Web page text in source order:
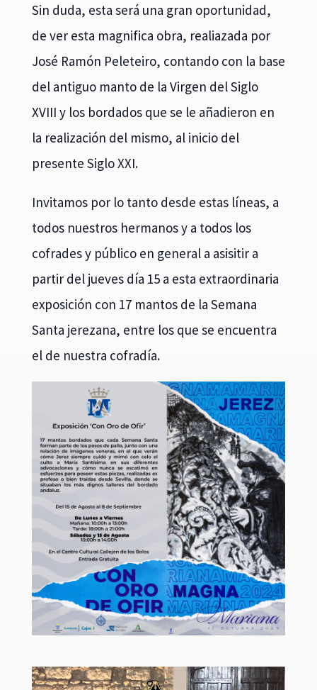
Sin duda, esta será una gran oportunidad,
de ver esta magnifica obra, realiazada por
José Ramón Peleteiro, contando con la base
del antiguo manto de la Virgen del Siglo
XVIII y los bordados que se le añadieron en
la realización del mismo, al inicio del
presente Siglo XXI.
Invitamos por lo tanto desde estas líneas, a
todos nuestros hermanos y a todos los
cofrades y público en general a asisitir a
partir del jueves día 15 a esta extraordinaria
exposición con 17 mantos de la Semana
Santa jerezana, entre los que se encuentra
el de nuestra cofradía.